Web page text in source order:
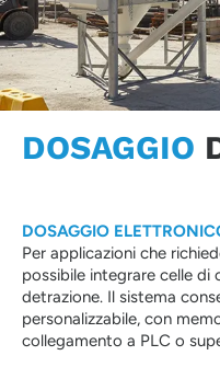
DOSAGGIO
DOSAGGIO
Per applicazioni che
possibile integrare celle di
detrazione. Il sistema
personalizzabile, con
collegamento a PLC o